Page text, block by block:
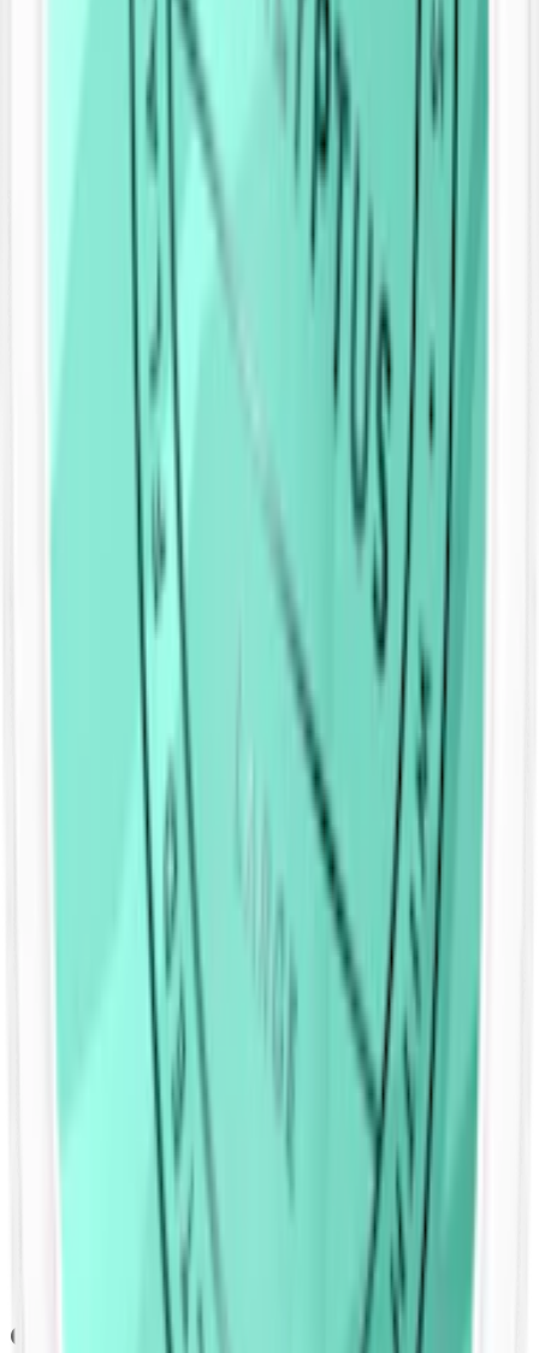
ibland med inslag av citrus, bröt Catch ny mark med smaker som
Även idag är Catch ett snus med ovanligt många smaker. Catch
Licorice har en tydlig lakritssmak med örtiga undertoner, Catch
Eucalyptus domineras av en tydlig smak av mint. Catch Spearmint
kombinerar den svala och klara smaken av spearmint med en touch
Catch Passion (passionsfrukt)
OBS! Tillveras inte längre
Tillveras inte längre
Catch snus – nikotinstyrka
Catch från Swedish Match kommer i nikotinstyrkor från mild till
. Det finns och har heller aldrig funnit ett nikotinfritt
Catch-snus. Catch finns heller inte som extra starkt snus.
Catch nikotinstyrkor (milligram nikotin per prilla)
7,2
(milt snus med lägre
nikotininnehåll) Denna Catch snus hette tidigare Catch
(milt snus med lägre
Eucalyptus Minisnus.
(normalstarkt snus)
(starkt snus)
(milt snus med lägre
nikotininnehåll) Denna Catch snus hette tidigare Catch
(milt snus med lägre
nikotininnehåll) Denna Catch snus hette tidigare Catch Dry
nikotininnehåll)
OBS! Tillverkas inte längre
(normalstarkt snus)
Catch Licorice White Portion:
(normalstarkt snus)
Catch snus – format och storlekar